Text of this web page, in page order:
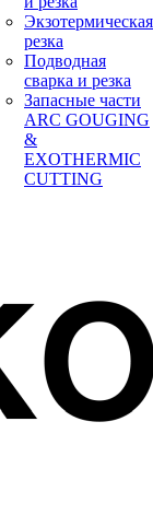
Экзотермическая
резка
Подводная
сварка и резка
Запасные части
ARC GOUGING
&
EXOTHERMIC
CUTTING